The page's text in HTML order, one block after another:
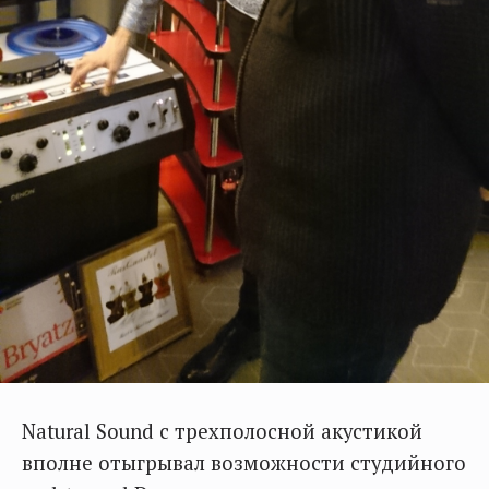
Natural Sound с трехполосной акустикой
вполне отыгрывал возможности студийного